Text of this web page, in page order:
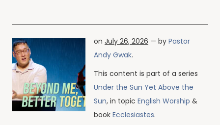
on July 26, 2026 — by Pastor
Andy Gwak.
This content is part of a series
Under the Sun Yet Above the
Sun, in topic English Worship &
book Ecclesiastes.